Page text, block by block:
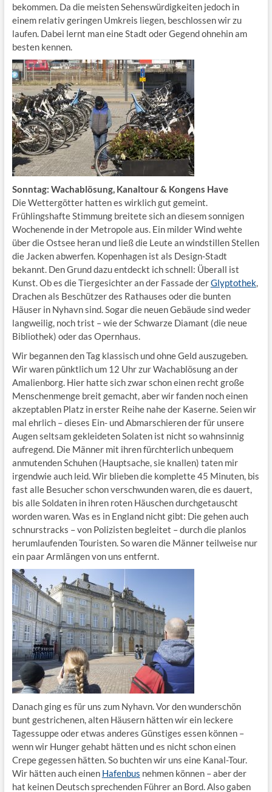
bekommen. Da die meisten Sehenswürdigkeiten jedoch in
einem relativ geringen Umkreis liegen, beschlossen wir zu
laufen. Dabei lernt man eine Stadt oder Gegend ohnehin am
besten kennen.
Sonntag: Wachablösung, Kanaltour & Kongens Have
Die Wettergötter hatten es wirklich gut gemeint.
Frühlingshafte Stimmung breitete sich an diesem sonnigen
Wochenende in der Metropole aus. Ein milder Wind wehte
über die Ostsee heran und ließ die Leute an windstillen Stellen
die Jacken abwerfen. Kopenhagen ist als Design-Stadt
bekannt. Den Grund dazu entdeckt ich schnell: Überall ist
Kunst. Ob es die Tiergesichter an der Fassade derGlyptothek,
Drachen als Beschützer des Rathauses oder die bunten
Häuser in Nyhavn sind. Sogar die neuen Gebäude sind weder
langweilig, noch trist – wie der Schwarze Diamant (die neue
Bibliothek) oder das Opernhaus.
Wir begannen den Tag klassisch und ohne Geld auszugeben.
Wir waren pünktlich um 12 Uhr zur Wachablösung an der
Amalienborg. Hier hatte sich zwar schon einen recht große
Menschenmenge breit gemacht, aber wir fanden noch einen
akzeptablen Platz in erster Reihe nahe der Kaserne. Seien wir
mal ehrlich – dieses Ein- und Abmarschieren der für unsere
Augen seltsam gekleideten Solaten ist nicht so wahnsinnig
aufregend. Die Männer mit ihren fürchterlich unbequem
anmutenden Schuhen (Hauptsache, sie knallen) taten mir
irgendwie auch leid. Wir blieben die komplette 45 Minuten, bis
fast alle Besucher schon verschwunden waren, die es dauert,
bis alle Soldaten in ihren roten Häuschen durchgetauscht
worden waren. Was es in England nicht gibt: Die gehen auch
schnurstracks – von Polizisten begleitet – durch die planlos
herumlaufenden Touristen. So waren die Männer teilweise nur
ein paar Armlängen von uns entfernt.
Danach ging es für uns zum Nyhavn. Vor den wunderschön
bunt gestrichenen, alten Häusern hätten wir ein leckere
Tagessuppe oder etwas anderes Günstiges essen können –
wenn wir Hunger gehabt hätten und es nicht schon einen
Crepe gegessen hätten. So buchten wir uns eine Kanal-Tour.
Wir hätten auch einen Hafenbus nehmen können – aber der
hat keinen Deutsch sprechenden Führer an Bord. Also gaben